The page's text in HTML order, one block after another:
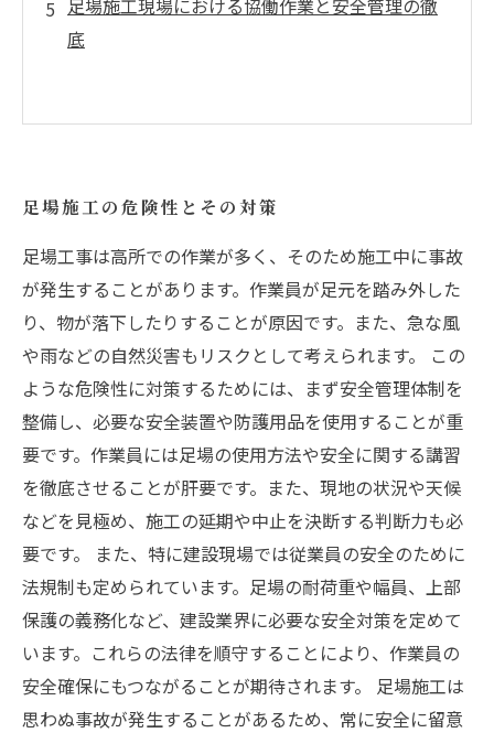
足場施工現場における協働作業と安全管理の徹
底
足場施工の危険性とその対策
足場工事は高所での作業が多く、そのため施工中に事故
が発生することがあります。作業員が足元を踏み外した
り、物が落下したりすることが原因です。また、急な風
や雨などの自然災害もリスクとして考えられます。 この
ような危険性に対策するためには、まず安全管理体制を
整備し、必要な安全装置や防護用品を使用することが重
要です。作業員には足場の使用方法や安全に関する講習
を徹底させることが肝要です。また、現地の状況や天候
などを見極め、施工の延期や中止を決断する判断力も必
要です。 また、特に建設現場では従業員の安全のために
法規制も定められています。足場の耐荷重や幅員、上部
保護の義務化など、建設業界に必要な安全対策を定めて
います。これらの法律を順守することにより、作業員の
安全確保にもつながることが期待されます。 足場施工は
思わぬ事故が発生することがあるため、常に安全に留意